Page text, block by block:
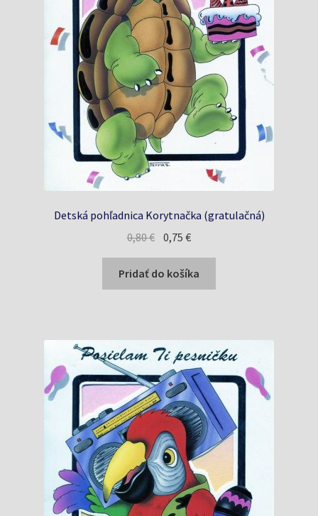
Detská pohľadnica Korytnačka (gratulačná)
0,80€ Pôvodná
cena
bola:
0,80 €.
0,75€Aktuálna
cena
je:
0,75 €.
Pridať do košíka